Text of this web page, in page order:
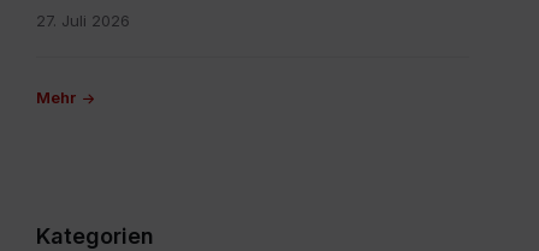
27. Juli 2026
Mehr
Kategorien